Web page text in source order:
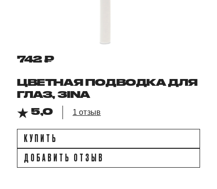
742 ₽
ЦВЕТНАЯ ПОДВОДКА ДЛЯ
ГЛАЗ, 3INA
5,0
1 отзыв
КУПИТЬ
ДОБАВИТЬ ОТЗЫВ